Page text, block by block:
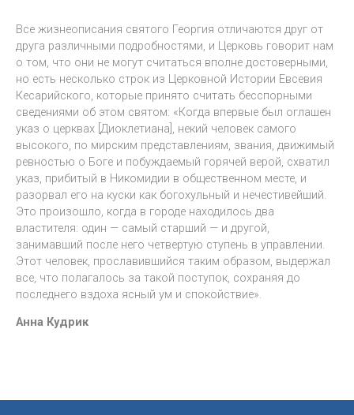
Все жизнеописания святого Георгия отличаются друг от
друга различными подробностями, и Церковь говорит нам
о том, что они не могут считаться вполне достоверными,
но есть несколько строк из Церковной Истории Евсевия
Кесарийского, которые принято считать бесспорными
сведениями об этом святом: «Когда впервые был оглашен
указ о церквах [Диоклетиана], некий человек самого
высокого, по мирским представлениям, звания, движимый
ревностью о Боге и побуждаемый горячей верой, схватил
указ, прибитый в Никомидии в общественном месте, и
разорвал его на куски как богохульный и нечестивейший.
Это произошло, когда в городе находилось два
властителя: один — самый старший — и другой,
занимавший после него четвертую ступень в управлении.
Этот человек, прославившийся таким образом, выдержал
все, что полагалось за такой поступок, сохраняя до
последнего вздоха ясный ум и спокойствие».
Анна Кудрик